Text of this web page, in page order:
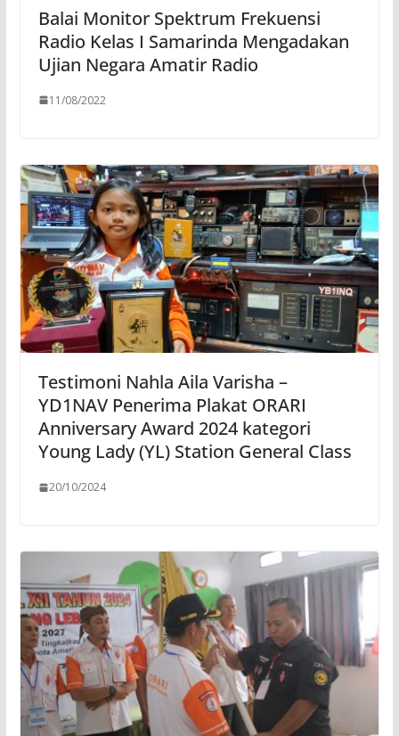
Balai Monitor Spektrum Frekuensi
Radio Kelas I Samarinda Mengadakan
Ujian Negara Amatir Radio
11/08/2022
Testimoni Nahla Aila Varisha –
YD1NAV Penerima Plakat ORARI
Anniversary Award 2024 kategori
Young Lady (YL) Station General Class
20/10/2024